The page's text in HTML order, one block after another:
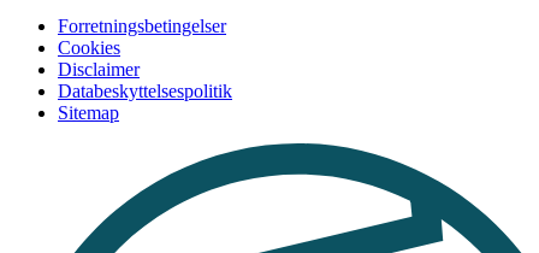
Forretningsbetingelser
Cookies
Disclaimer
Databeskyttelsespolitik
Sitemap